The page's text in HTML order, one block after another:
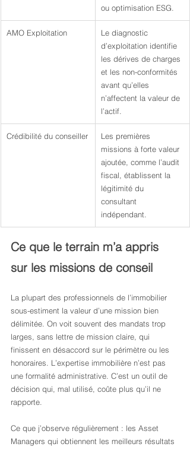
ou optimisation ESG.
AMO Exploitation
Le diagnostic
d’exploitation identifie
les dérives de charges
et les non-conformités
avant qu’elles
n’affectent la valeur de
l’actif.
Crédibilité du conseiller
Les premières
missions à forte valeur
ajoutée, comme l’audit
fiscal, établissent la
légitimité du
consultant
indépendant.
Ce que le terrain m’a appris
sur les missions de conseil
La plupart des professionnels de l’immobilier
sous-estiment la valeur d’une mission bien
délimitée. On voit souvent des mandats trop
larges, sans lettre de mission claire, qui
finissent en désaccord sur le périmètre ou les
honoraires. L’expertise immobilière n’est pas
une formalité administrative. C’est un outil de
décision qui, mal utilisé, coûte plus qu’il ne
rapporte.
Ce que j’observe régulièrement : les Asset
Managers qui obtiennent les meilleurs résultats